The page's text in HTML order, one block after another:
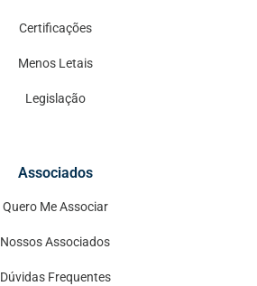
Certificações
Menos Letais
Legislação
Associados
Quero Me Associar
Nossos Associados
Dúvidas Frequentes